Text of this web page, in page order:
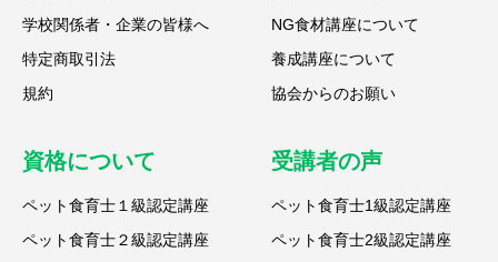
学校関係者・企業の皆様へ
特定商取引法
規約
NG食材講座について
養成講座について
協会からのお願い
資格について
ペット食育士１級認定講座
ペット食育士２級認定講座
受講者の声
ペット食育士1級認定講座
ペット食育士2級認定講座